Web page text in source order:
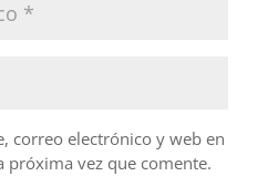
correo electrónico y web en
próxima vez que comente.